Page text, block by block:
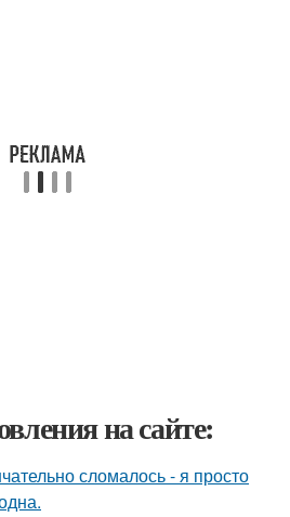
на сайте:
сломалось - я просто